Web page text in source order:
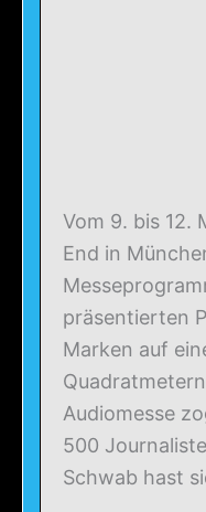
Vom 9. bis 12.
End in
präsentierten
Marken auf
Audiomesse
500
Schwab hast